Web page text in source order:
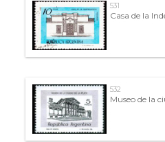
531
Casa de la
532
Museo de la